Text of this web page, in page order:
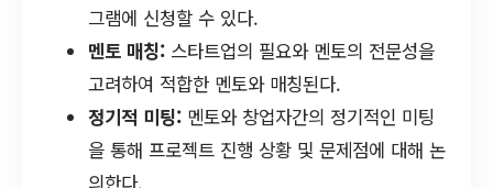
그램에 신청할 수 있다.
멘토 매칭: 스타트업의 필요와 멘토의 전문성을
고려하여 적합한 멘토와 매칭된다.
정기적 미팅: 멘토와 창업자간의 정기적인 미팅
을 통해 프로젝트 진행 상황 및 문제점에 대해 논